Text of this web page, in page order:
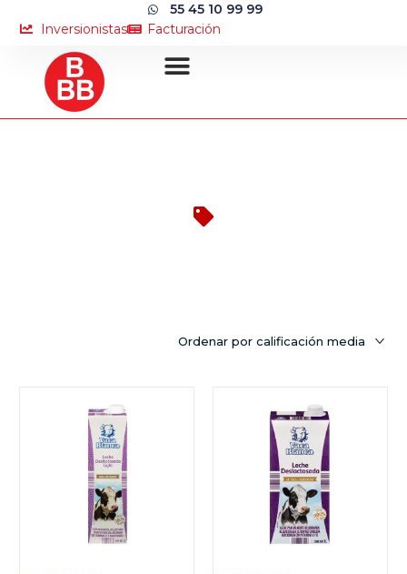
55 45 10 99 99
Inversionistas
Facturación